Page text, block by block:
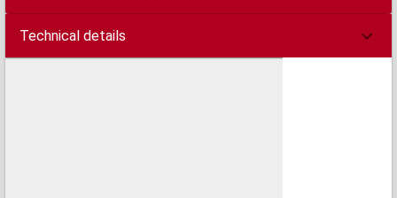
Technical details